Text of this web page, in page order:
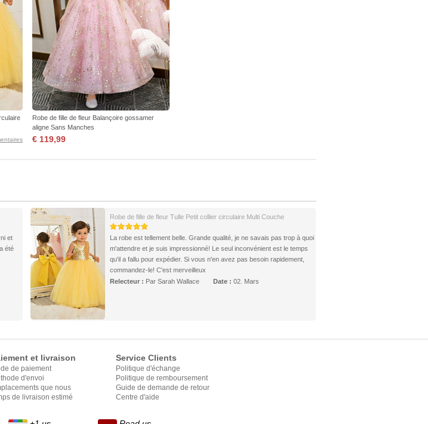
Robe de fille de fleur Balançoire gossamer
aligne Sans Manches
€ 119,99
et
été
Robe de fille de fleur Tulle Petit collier circulaire Multi Couche
La robe est tellement belle. Grande qualité, je ne savais pas trop à quoi
m'attendre et je suis impressionné! Le seul inconvénient est le temps
qu'il a fallu pour expédier. Si vous n'en avez pas besoin rapidement,
commandez-le! C'est merveilleux
Relecteur : Par Sarah Wallace Date : 02. Mars
et livraison
de paiement
d'envoi
que nous
de livraison estimé
Service Clients
Politique d'échange
Politique de remboursement
Guide de demande de retour
Centre d'aide